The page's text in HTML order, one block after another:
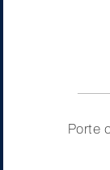
Porte